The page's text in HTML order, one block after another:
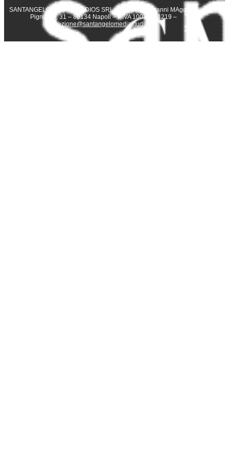
SANTANGELO MEDIA STUDIOS SRL – Via San Giovanni MAggiore
Pignatelli, 31 – 80134 Napoli – P.IVA 10031231219 –
direzione@santangelomediastudios.it